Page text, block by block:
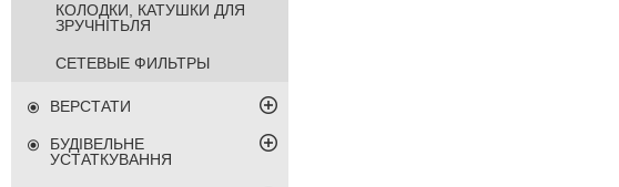
КОЛОДКИ, КАТУШКИ ДЛЯ
ЗРУЧНІТЬЛЯ
СЕТЕВЫЕ ФИЛЬТРЫ
ВЕРСТАТИ
БУДІВЕЛЬНЕ
УСТАТКУВАННЯ